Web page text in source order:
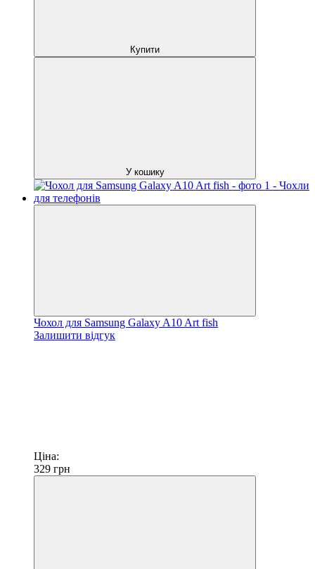
Купити
У кошику
Чохол для Samsung Galaxy A10 Art fish
Залишити відгук
Ціна:
329 грн